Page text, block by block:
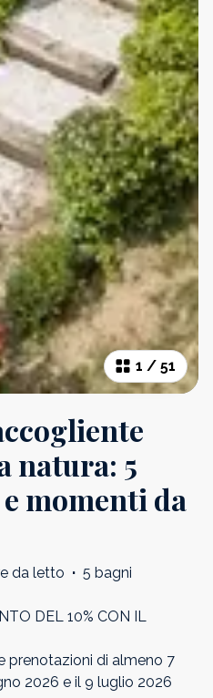
1 / 51
natura: 5
momenti da
da letto · 5 bagni
DEL 10% CON IL
prenotazioni di almeno 7
2026 e il 9 luglio 2026